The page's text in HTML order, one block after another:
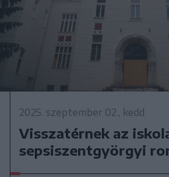
2025. szeptember 02., kedd
Visszatérnek az
sepsiszentgyörgyi